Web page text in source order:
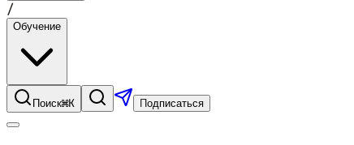
/
Обучение
Поиск⌘K Подписаться